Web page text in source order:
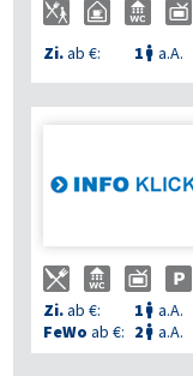
Zi.ab €: 1  a.A.
Zi.ab €: 1  a.A.
FeWo ab €: 2  a.A.